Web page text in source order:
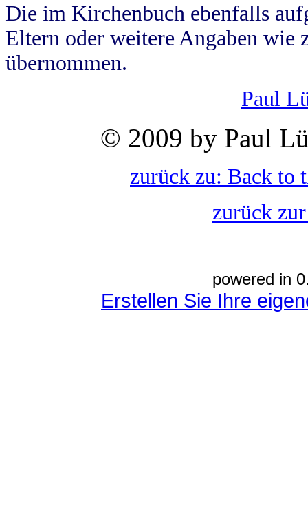
Die im Kirchenbuch ebenfalls
Eltern oder weitere Angaben wie
übernommen.
Paul
© 2009 by Paul
zurück zu: Back to
zurück
powered in
Erstellen Sie Ihre